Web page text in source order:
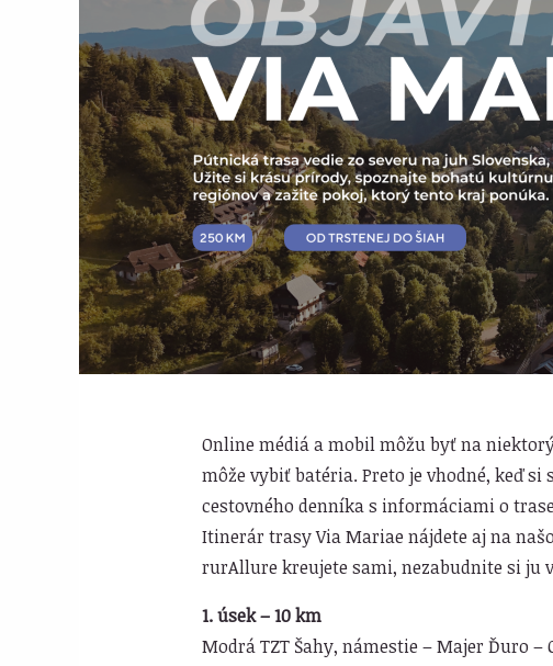
Online médiá a mobil môžu byť na
môže vybiť batéria. Preto je vhodné, keď
cestovného denníka s informáciami o
Itinerár trasy Via Mariae nájdete aj na
rurAllure kreujete sami, nezabudnite si ju
1. úsek – 10 km
Modrá TZT Šahy, námestie – Majer Ďuro –